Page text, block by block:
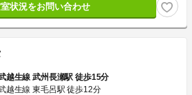
状況をお問い合わせ
越生線 武州長瀬駅 徒歩15分
越生線 東毛呂駅 徒歩12分